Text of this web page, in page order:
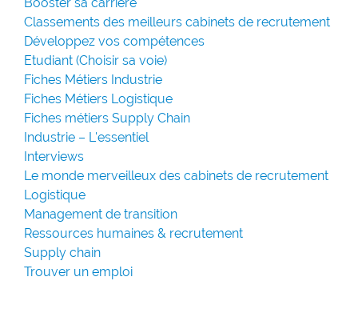
Classements des meilleurs cabinets de recrutement
Développez vos compétences
Etudiant (Choisir sa voie)
Fiches Métiers Industrie
Fiches Métiers Logistique
Fiches métiers Supply Chain
Industrie – L'essentiel
Interviews
Le monde merveilleux des cabinets de recrutement
Logistique
Management de transition
Ressources humaines & recrutement
Supply chain
Trouver un emploi